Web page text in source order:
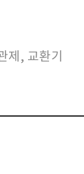
제, 교환기